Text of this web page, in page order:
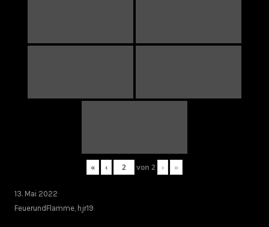
« ‹ von 2 › »
13. Mai 2022
FeuerundFlamme hjr19